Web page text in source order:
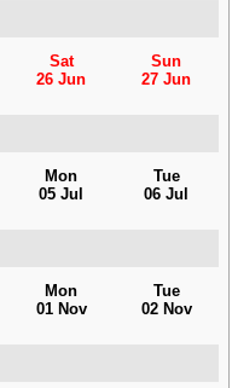
Sat
26 Jun
Sun
27 Jun
Mon
05 Jul
Tue
06 Jul
Mon
01 Nov
Tue
02 Nov